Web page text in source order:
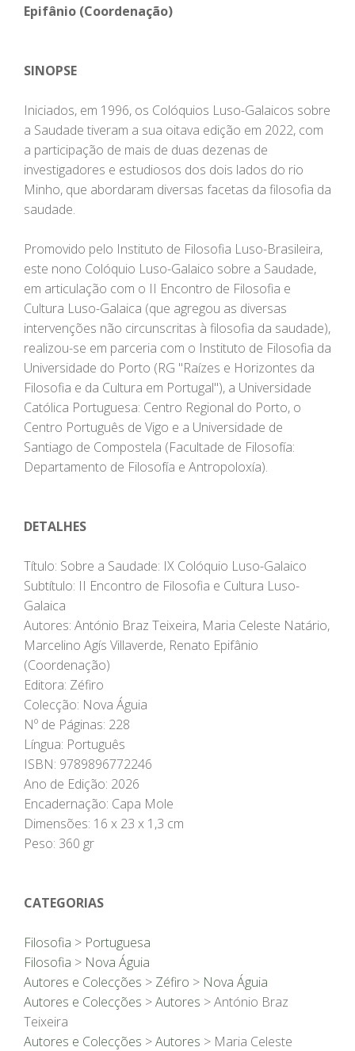
Epifânio (Coordenação)
SINOPSE
Iniciados, em 1996, os Colóquios Luso-Galaicos sobre
a Saudade tiveram a sua oitava edição em 2022, com
a participação de mais de duas dezenas de
investigadores e estudiosos dos dois lados do rio
Minho, que abordaram diversas facetas da filosofia da
saudade.
Promovido pelo Instituto de Filosofia Luso-Brasileira,
este nono Colóquio Luso-Galaico sobre a Saudade,
em articulação com o II Encontro de Filosofia e
Cultura Luso-Galaica (que agregou as diversas
intervenções não circunscritas à filosofia da saudade),
realizou-se em parceria com o Instituto de Filosofia da
Universidade do Porto (RG "Raízes e Horizontes da
Filosofia e da Cultura em Portugal"), a Universidade
Católica Portuguesa: Centro Regional do Porto, o
Centro Português de Vigo e a Universidade de
Santiago de Compostela (Facultade de Filosofía:
Departamento de Filosofía e Antropoloxía).
DETALHES
Título: Sobre a Saudade: IX Colóquio Luso-Galaico
Subtítulo: II Encontro de Filosofia e Cultura Luso-
Galaica
Autores: António Braz Teixeira, Maria Celeste Natário,
Marcelino Agís Villaverde, Renato Epifânio
(Coordenação)
Editora: Zéfiro
Colecção: Nova Águia
Nº de Páginas: 228
Língua: Português
ISBN: 9789896772246
Ano de Edição: 2026
Encadernação: Capa Mole
Dimensões: 16 x 23 x 1,3 cm
Peso: 360 gr
CATEGORIAS
Filosofia > Portuguesa
Filosofia > Nova Águia
Autores e Colecções > Zéfiro > Nova Águia
Autores e Colecções >Autores > António Braz
Teixeira
Autores e Colecções >Autores > Maria Celeste